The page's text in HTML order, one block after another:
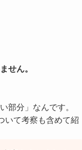
せん。
部分」なんです。
いて考察も含めて紹